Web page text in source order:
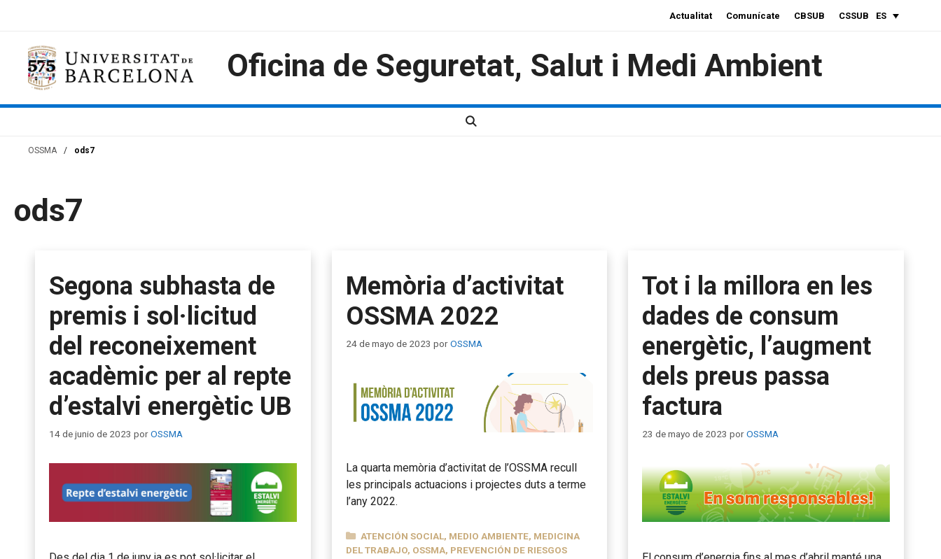
ES
Actualitat Comunícate CBSUB CSSUB
Oficina de Seguretat, Salut i Medi Ambient
OSSMA / ods7
ods7
Segona subhasta de
premis i sol·licitud
del reconeixement
acadèmic per al repte
d’estalvi energètic UB
14 de junio de 2023 porOSSMA
Memòria d’activitat
OSSMA 2022
24 de mayo de 2023 porOSSMA
La quarta memòria d’activitat de l’OSSMA recull
les principals actuacions i projectes duts a terme
l’any 2022.
CATEGORÍAS
ATENCIÓN SOCIAL, MEDIO AMBIENTE, MEDICINA
DEL TRABAJO, OSSMA, PREVENCIÓN DE RIESGOS
Tot i la millora en les
dades de consum
energètic, l’augment
dels preus passa
factura
23 de mayo de 2023 porOSSMA